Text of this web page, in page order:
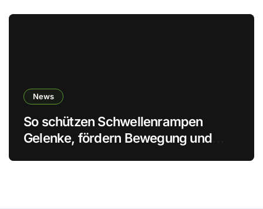
News
So schützen Schwellenrampen
Gelenke, fördern Bewegung und